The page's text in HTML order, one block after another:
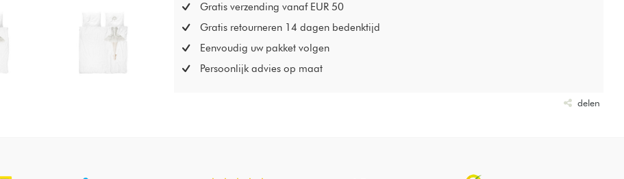
Gratis verzending vanaf EUR 50
Gratis retourneren 14 dagen bedenktijd
Eenvoudig uw pakket volgen
Persoonlijk advies op maat
delen